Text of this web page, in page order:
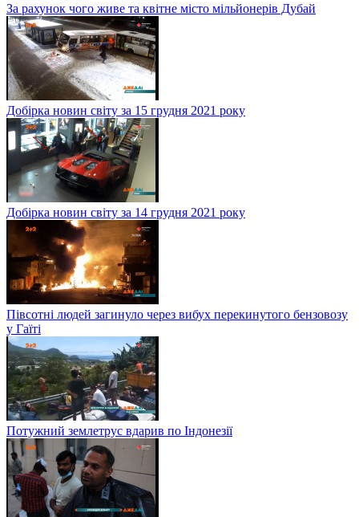
За рахунок чого живе та квітне місто мільйонерів Дубай
Добірка новин світу за 15 грудня 2021 року
Добірка новин світу за 14 грудня 2021 року
Півсотні людей загинуло через вибух перекинутого бензовозу
у Гаїті
Потужний землетрус вдарив по Індонезії